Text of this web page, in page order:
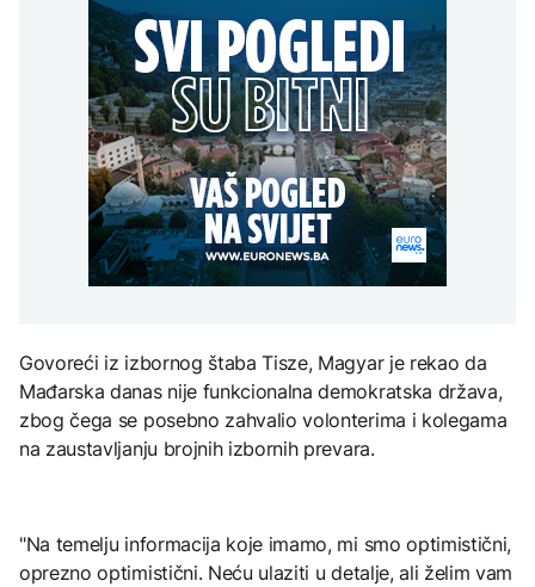
vodosnabdijevanja
AKTUELNO
Požari kod Trebinja pod
kontrolom
Grgurević traži
odgovore o planiranoj
solarnoj elektrani u
blizini Manastira Ostrog
i Crnoj Gori
EVROPA
Sudar dva tramvaja u
Njemačkoj, 25 osoba
povrijeđeno
ZDRAVLJE
Šta je Ciklospora i da li
prijeti širenje u Evropi?
KULTURA
spektakl “Brechtovi
duhovi”
Govoreći iz izbornog štaba Tisze, Magyar je rekao da
Mađarska danas nije funkcionalna demokratska država,
zbog čega se posebno zahvalio volonterima i kolegama
na zaustavljanju brojnih izbornih prevara.
"Na temelju informacija koje imamo, mi smo optimistični,
oprezno optimistični. Neću ulaziti u detalje, ali želim vam